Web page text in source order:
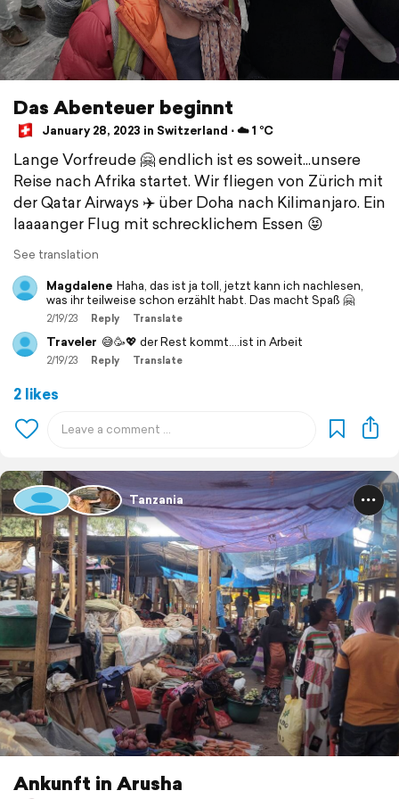
Das Abenteuer beginnt
January 28, 2023 in Switzerland ⋅ ☁️ 1 °C
Lange Vorfreude 🤗 endlich ist es soweit...unsere
Reise nach Afrika startet. Wir fliegen von Zürich mit
der Qatar Airways ✈️ über Doha nach Kilimanjaro. Ein
laaaanger Flug mit schrecklichem Essen 😝
See translation
Magdalene Haha, das ist ja toll, jetzt kann ich nachlesen,
was ihr teilweise schon erzählt habt. Das macht Spaß 🤗
2/19/23 Reply Translate
Traveler 😅🥳💖 der Rest kommt....ist in Arbeit
2/19/23 Reply Translate
2 likes
Tanzania
Ankunft in Arusha